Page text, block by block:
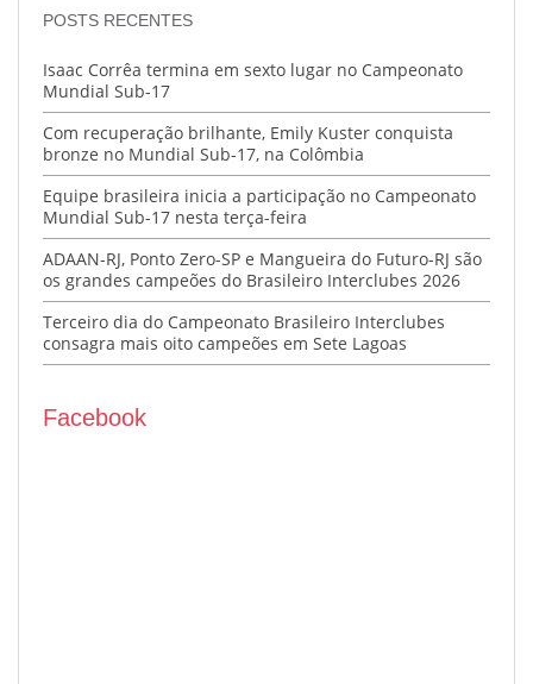
POSTS RECENTES
Isaac Corrêa termina em sexto lugar no Campeonato
Mundial Sub-17
Com recuperação brilhante, Emily Kuster conquista
bronze no Mundial Sub-17, na Colômbia
Equipe brasileira inicia a participação no Campeonato
Mundial Sub-17 nesta terça-feira
ADAAN-RJ, Ponto Zero-SP e Mangueira do Futuro-RJ são
os grandes campeões do Brasileiro Interclubes 2026
Terceiro dia do Campeonato Brasileiro Interclubes
consagra mais oito campeões em Sete Lagoas
Facebook